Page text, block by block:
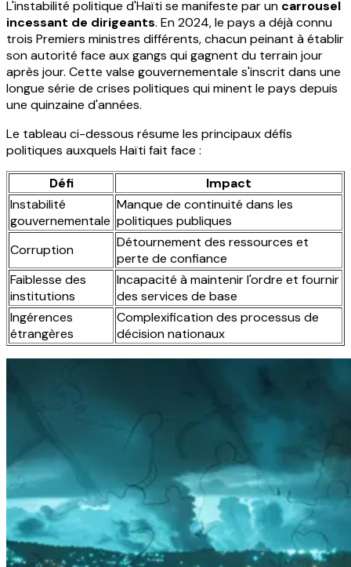
L'instabilité politique d'Haïti se manifeste par un carrousel
incessant de dirigeants. En 2024, le pays a déjà connu
trois Premiers ministres différents, chacun peinant à établir
son autorité face aux gangs qui gagnent du terrain jour
après jour. Cette valse gouvernementale s'inscrit dans une
longue série de crises politiques qui minent le pays depuis
une quinzaine d'années.
Le tableau ci-dessous résume les principaux défis
politiques auxquels Haïti fait face :
Défi
Impact
Instabilité
gouvernementale
Manque de continuité dans les
politiques publiques
Corruption
Détournement des ressources et
perte de confiance
Faiblesse des
institutions
Incapacité à maintenir l'ordre et fournir
des services de base
Ingérences
étrangères
Complexification des processus de
décision nationaux